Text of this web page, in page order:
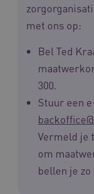
met ons op:
Bel Ted
300.
Stuur een
Vermeld je
om
bellen je
__Secure-
FPLC